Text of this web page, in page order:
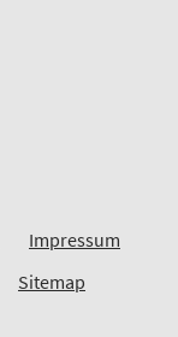
Impressum
Sitemap